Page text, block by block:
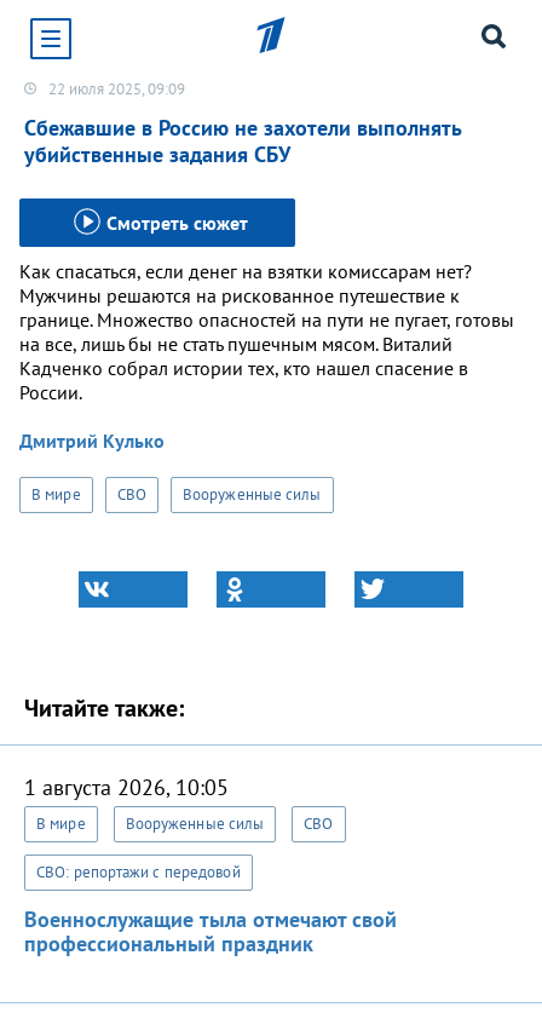
Хотите получать уведомления от сайта «Первого
канала»?
Да
22 июля 2025, 09:09
Сбежавшие в Россию не захотели выполнять
убийственные задания СБУ
Смотреть сюжет
Как спасаться, если денег на взятки комиссарам нет?
Мужчины решаются на рискованное путешествие к
границе. Множество опасностей на пути не пугает, готовы
на все, лишь бы не стать пушечным мясом. Виталий
Кадченко собрал истории тех, кто нашел спасение в
России.
Дмитрий Кулько
В мире СВО Вооруженные силы
Читайте также:
1 августа 2026, 10:05
В мире Вооруженные силы СВО
СВО: репортажи с передовой
Военнослужащие тыла отмечают свой
профессиональный праздник